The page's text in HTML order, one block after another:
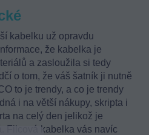
kabelku už opravdu
že kabelka je
a zasloužila si tedy
o tom, že váš šatník ji nutně
to je trendy, a co je trendy
i na větší nákupy, skripta i
na celý den jelikož je
Filcová kabelka vás navíc